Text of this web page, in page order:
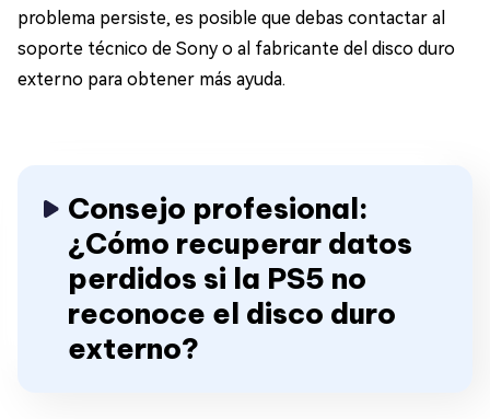
problema persiste, es posible que debas contactar al
soporte técnico de Sony o al fabricante del disco duro
externo para obtener más ayuda.
Consejo profesional:
¿Cómo recuperar datos
perdidos si la PS5 no
reconoce el disco duro
externo?